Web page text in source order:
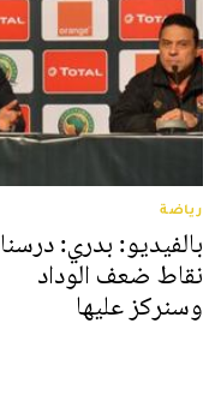
رياضة
بالفيديو: بدري: درسنا
نقاط ضعف الوداد
وسنركز عليها